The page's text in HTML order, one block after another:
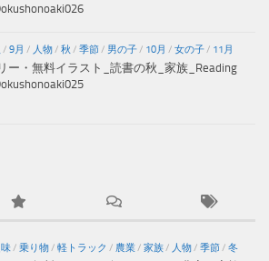
/ 9月 / 人物/ 秋 / 季節/ 男の子/ 10月 / 女の子/ 11月
ー・無料イラスト_読書の秋_家族_Reading
/ 乗り物/ 軽トラック / 農業/ 家族/ 人物/ 季節/ 冬